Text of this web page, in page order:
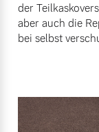
der
aber auch die
bei selbst